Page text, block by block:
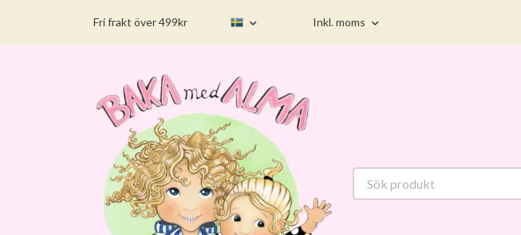
Fri frakt över 499kr Inkl. moms